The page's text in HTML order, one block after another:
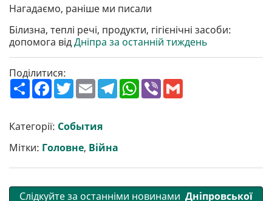
Нагадаємо, раніше ми писали
Білизна, теплі речі, продукти, гігієнічні засоби:
допомога відДніпра за останній тиждень
Поділитися:
П
о
р
и
т
и
F
a
b
o
o
k
T
w
t
e
r
E
m
l
T
e
m
W
h
V
Категорії: События
Мітки: Головне, Війна
Слідкуйте за останніми новинами Дніпровської